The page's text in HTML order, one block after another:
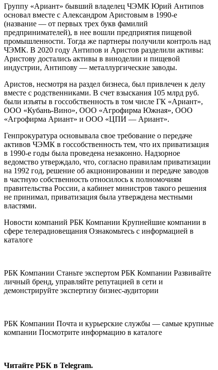
Группу «Ариант» бывший владелец ЧЭМК Юрий Антипов
основал вместе с Александром Аристовым в 1990-е
(название — от первых трех букв фамилий
предпринимателей), в нее вошли предприятия пищевой
промышленности. Тогда же партнеры получили контроль над
ЧЭМК. В 2020 году Антипов и Аристов разделили активы:
Аристову достались активы в виноделии и пищевой
индустрии, Антипову — металлургические заводы.
Аристов, несмотря на раздел бизнеса, был привлечен к делу
вместе с родственниками. В счет взыскания 105 млрд руб.
были изъяты в госсобственность в том числе ГК «Ариант»,
ООО «Кубань-Вино», ООО «Агрофирма Южная», ООО
«Агрофирма Ариант» и ООО «ЦПИ — Ариант».
Генпрокуратура основывала свое требование о передаче
активов ЧЭМК в госсобственность тем, что их приватизация
в 1990-е годы была проведена незаконно. Надзорное
ведомство утверждало, что, согласно правилам приватизации
на 1992 год, решение об акционировании и передаче заводов
в частную собственность относилось к полномочиям
правительства России, а кабинет министров такого решения
не принимал, приватизация была утверждена местными
властями.
Новости компаний РБК Компании Крупнейшие компании в
сфере телерадиовещания Ознакомьтесь с информацией в
каталоге
РБК Компании Станьте экспертом РБК Компании Развивайте
личный бренд, управляйте репутацией в сети и
демонстрируйте экспертизу бизнес-аудитории
РБК Компании Почта и курьерские службы — самые крупные
компании Посмотрите информацию в каталоге
Читайте РБК в Telegram.